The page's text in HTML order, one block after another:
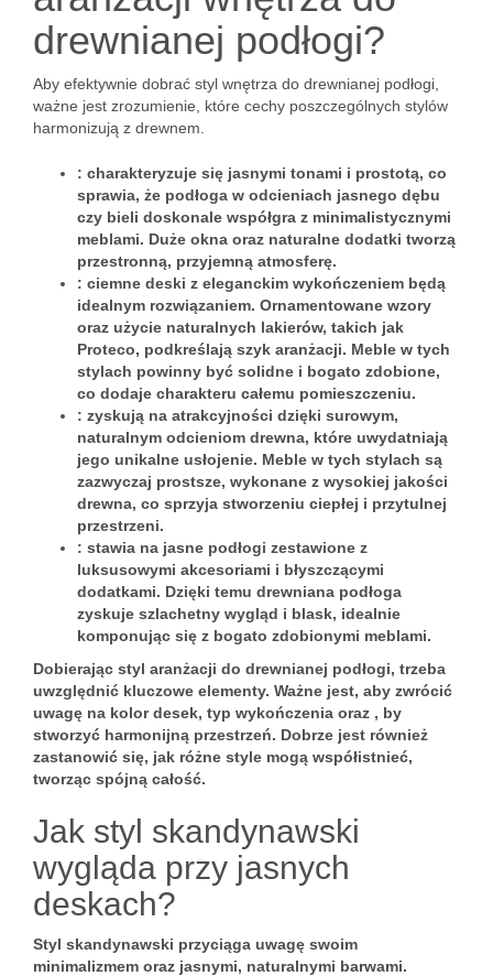
drewnianej podłogi?
Aby efektywnie dobrać styl wnętrza do drewnianej podłogi,
ważne jest zrozumienie, które cechy poszczególnych stylów
harmonizują z drewnem.
: charakteryzuje się jasnymi tonami i prostotą, co
sprawia, że podłoga w odcieniach jasnego dębu
czy bieli doskonale współgra z minimalistycznymi
meblami. Duże okna oraz naturalne dodatki tworzą
przestronną, przyjemną atmosferę.
: ciemne deski z eleganckim wykończeniem będą
idealnym rozwiązaniem. Ornamentowane wzory
oraz użycie naturalnych lakierów, takich jak
Proteco, podkreślają szyk aranżacji. Meble w tych
stylach powinny być solidne i bogato zdobione,
co dodaje charakteru całemu pomieszczeniu.
: zyskują na atrakcyjności dzięki surowym,
naturalnym odcieniom drewna, które uwydatniają
jego unikalne usłojenie. Meble w tych stylach są
zazwyczaj prostsze, wykonane z wysokiej jakości
drewna, co sprzyja stworzeniu ciepłej i przytulnej
przestrzeni.
: stawia na jasne podłogi zestawione z
luksusowymi akcesoriami i błyszczącymi
dodatkami. Dzięki temu drewniana podłoga
zyskuje szlachetny wygląd i blask, idealnie
komponując się z bogato zdobionymi meblami.
Dobierając styl aranżacji do drewnianej podłogi, trzeba
uwzględnić kluczowe elementy. Ważne jest, aby zwrócić
uwagę na kolor desek, typ wykończenia oraz , by
stworzyć harmonijną przestrzeń. Dobrze jest również
zastanowić się, jak różne style mogą współistnieć,
tworząc spójną całość.
Jak styl skandynawski
wygląda przy jasnych
deskach?
Styl skandynawski przyciąga uwagę swoim
minimalizmem oraz jasnymi, naturalnymi barwami.